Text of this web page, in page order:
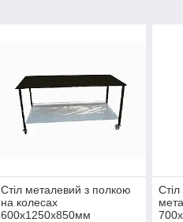
Стіл металевий з полкою
на колесах
600х1250х850мм